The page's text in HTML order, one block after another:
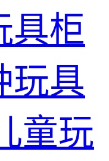
具柜
玩具
童玩